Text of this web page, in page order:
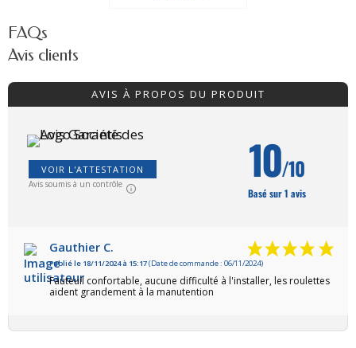
FAQs
Avis clients
AVIS À PROPOS DU PRODUIT
VOIR L'ATTESTATION
Avis soumis à un contrôle 10/10
Basé sur 1 avis
Gauthier C.
Publié le 18/11/2024 à 15:17(Date de commande : 06/11/2024)
Fauteuil confortable, aucune difficulté à l'installer, les roulettes
aident grandement à la manutention